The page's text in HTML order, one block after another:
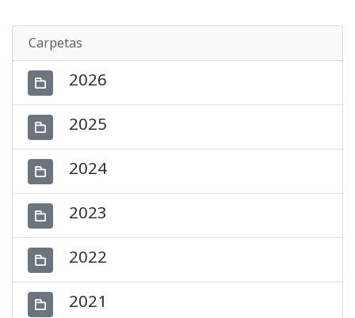
Carpetas
2026
2025
2024
2023
2022
2021